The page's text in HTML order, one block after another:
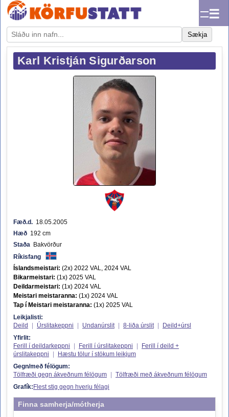
☰
Sækja
Karl Kristján Sigurðarson
Fæð.d. 18.05.2005
Hæð 192 cm
Staða Bakvörður
Ríkisfang
Íslandsmeistari: (2x) 2022 VAL, 2024 VAL
Bikarmeistari: (1x) 2025 VAL
Deildarmeistari: (1x) 2024 VAL
Meistari meistaranna: (1x) 2024 VAL
Tap í Meistari meistaranna: (1x) 2025 VAL
Leikjalisti:
Deild
Úrslitakeppni Undanúrslit 8-liða úrslit
Deild+úrsl
Yfirlit:
Ferill í deildarkeppni
Ferill í úrslitakeppni
Ferill í deild +
úrslitakeppni
Hæstu tölur í stökum leikjum
Gegn/með félögum:
Tölfræði gegn ákveðnum félögum
Tölfræði með ákveðnum félögum
Grafík: Flest stig gegn hverju félagi
Finna samherja/mótherja